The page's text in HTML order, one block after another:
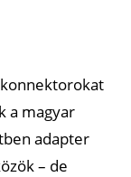
konnektorokat
a magyar
adapter
– de